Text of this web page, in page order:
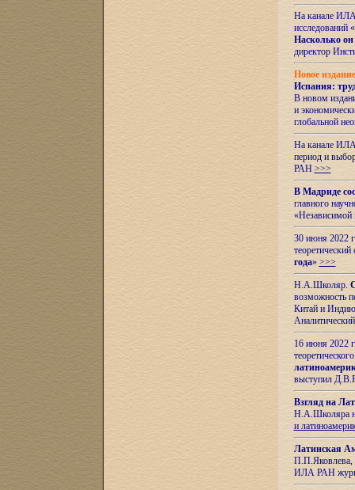
На канале ИЛА
исследований «
Насколько он
директор
Новое
Испания:
В новом
и
глобальной
На канале
период и
РАН >>>
В Мадриде
главного
«Независимой
30 июня 2022
года» >>>
Н.А.Школяр.
возможность
Китай и
16 июня 2022
выступил
Взгляд на
Н.А.Школяра
и
Латинская
П.П.Яковлева,
ИЛА РАН